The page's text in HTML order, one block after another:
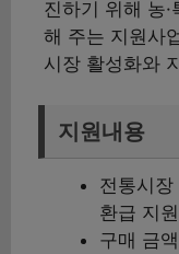
진하기 위해 농
해 주는 지원사
시장 활성화와
지원내용
전통시장
환급 지원
구매 금